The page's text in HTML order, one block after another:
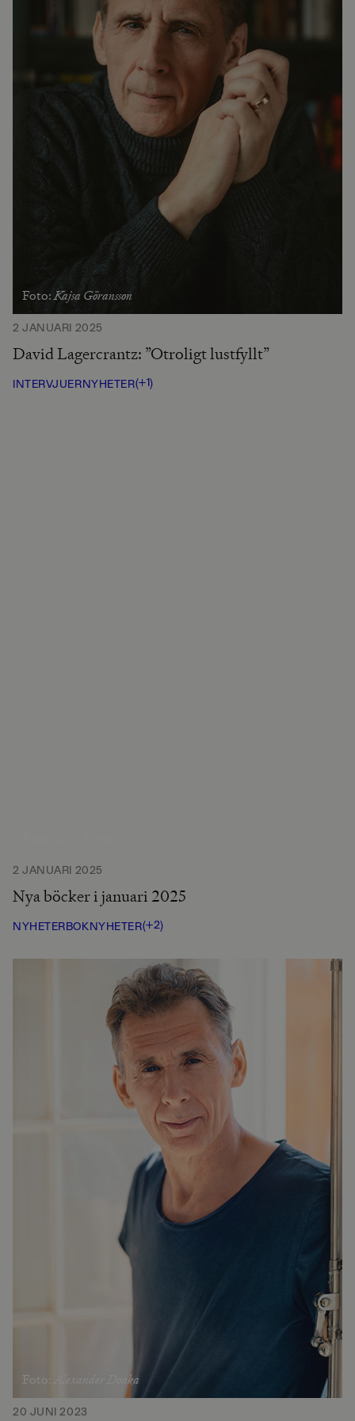
Foto:Kajsa Göransson
2 JANUARI 2025
David Lagercrantz: ”Otroligt lustfyllt”
INTERVJUERNYHETER(+1)
2 JANUARI 2025
Nya böcker i januari 2025
NYHETER BOKNYHETER(+2)
Foto:Alexander Donka
20 JUNI 2023